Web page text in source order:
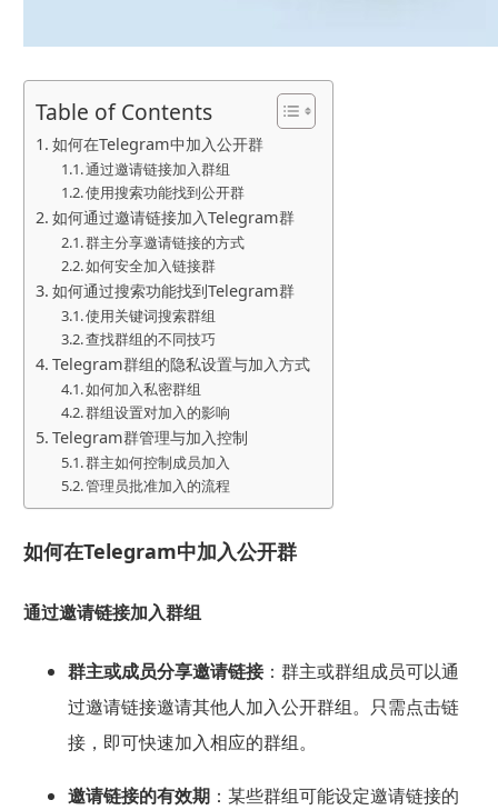
Table of Contents
如何在Telegram中加入公开群
通过邀请链接加入群组
使用搜索功能找到公开群
如何通过邀请链接加入Telegram群
群主分享邀请链接的方式
如何安全加入链接群
如何通过搜索功能找到Telegram群
使用关键词搜索群组
查找群组的不同技巧
Telegram群组的隐私设置与加入方式
如何加入私密群组
群组设置对加入的影响
Telegram群管理与加入控制
群主如何控制成员加入
管理员批准加入的流程
如何在Telegram中加入公开群
通过邀请链接加入群组
群主或成员分享邀请链接：群主或群组成员可以通
过邀请链接邀请其他人加入公开群组。只需点击链
接，即可快速加入相应的群组。
邀请链接的有效期：某些群组可能设定邀请链接的